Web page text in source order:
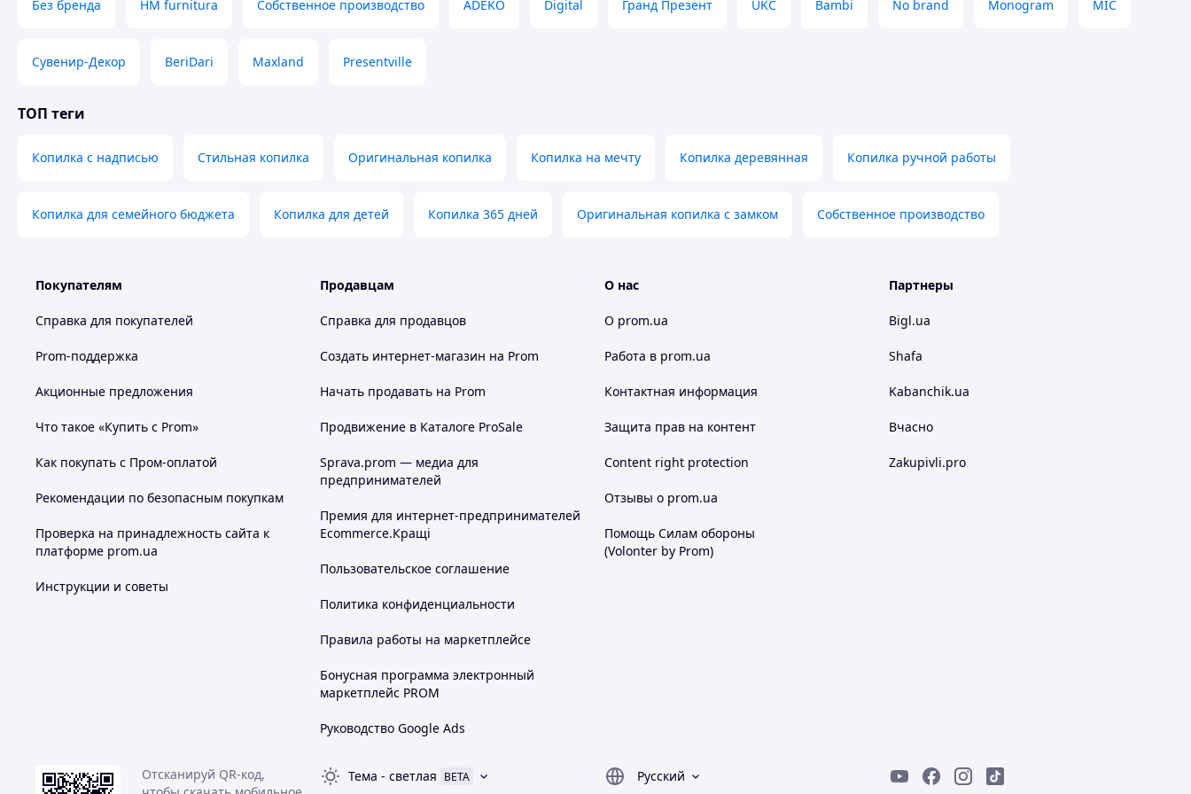
Без бренда HM furnitura Собственное производство ADEKO Digital Гранд Презент UKC Bambi No brand Monogram MIC
Сувенир-Декор BeriDari Maxland Presentville
ТОП теги
Копилка с надписью Стильная копилка Оригинальная копилка Копилка на мечту Копилка деревянная Копилка ручной работы
Копилка для семейного бюджета Копилка для детей Копилка 365 дней Оригинальная копилка с замком Собственное производство
Покупателям
Справка для покупателей
Prom-поддержка
Акционные предложения
Что такое «Купить с Prom»
Как покупать с Пром-оплатой
Рекомендации по безопасным покупкам
Проверка на принадлежность сайта к
платформе prom.ua
Инструкции и советы
Продавцам
Справка для продавцов
Создать интернет-магазин на Prom
Начать продавать на Prom
Продвижение в Каталоге ProSale
Sprava.prom — медиа для
предпринимателей
Премия для интернет-предпринимателей
Ecommerce.Кращі
Пользовательское соглашение
Политика конфиденциальности
Правила работы на маркетплейсе
Бонусная программа электронный
маркетплейс PROM
Руководство Google Ads
О нас
О prom.ua
Работа в prom.ua
Контактная информация
Защита прав на контент
Content right protection
Отзывы о prom.ua
Помощь Силам обороны
(Volonter by Prom)
Партнеры
Bigl.ua
Shafa
Kabanchik.ua
Вчасно
Zakupivli.pro
Отсканируй QR-код,
Тема - светлая BETA Русский